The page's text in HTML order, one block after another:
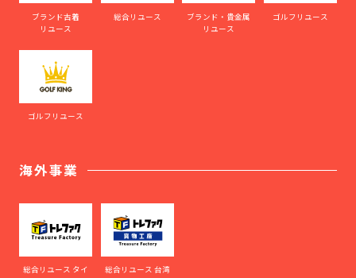
ブランド古着
リユース
総合リユース
ブランド・貴金属
リユース
ゴルフリユース
ゴルフリユース
海外事業
総合リユース タイ 総合リユース 台湾